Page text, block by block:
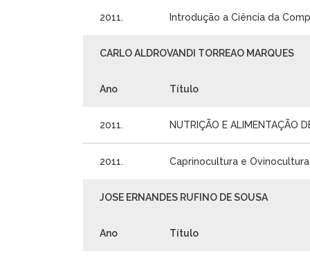
2011. Introdução a Ciência da
CARLO ALDROVANDI TORREAO MARQUES
Ano Título
2011. NUTRIÇÃO E ALIMENTAÇÃO
2011. Caprinocultura e Ovinocultura
JOSE ERNANDES RUFINO DE SOUSA
Ano Título